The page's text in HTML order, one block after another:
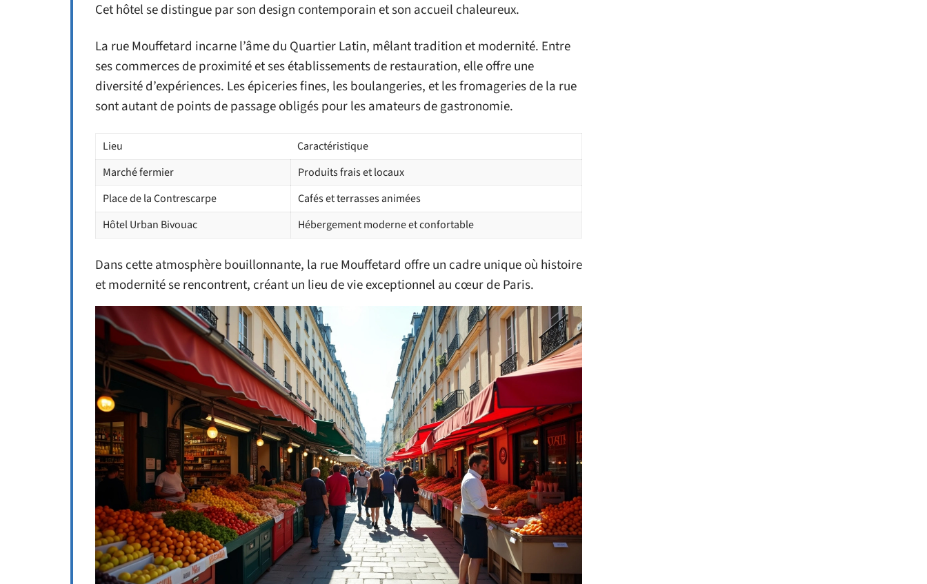
Cet hôtel se distingue par son design contemporain et son accueil chaleureux.
La rue Mouffetard incarne l’âme du Quartier Latin, mêlant tradition et modernité. Entre
ses commerces de proximité et ses établissements de restauration, elle offre une
diversité d’expériences. Les épiceries fines, les boulangeries, et les fromageries de la rue
sont autant de points de passage obligés pour les amateurs de gastronomie.
Lieu
Caractéristique
Marché fermier
Produits frais et locaux
Place de la Contrescarpe
Cafés et terrasses animées
Hôtel Urban Bivouac
Hébergement moderne et confortable
Dans cette atmosphère bouillonnante, la rue Mouffetard offre un cadre unique où histoire
et modernité se rencontrent, créant un lieu de vie exceptionnel au cœur de Paris.